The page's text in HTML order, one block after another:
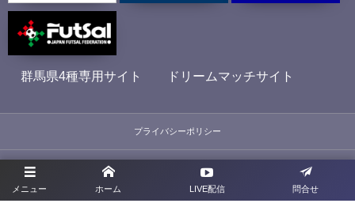
メニュー ホーム LIVE配信 問合せ
群馬県4種専用サイト ドリームマッチサイト
プライバシーポリシー